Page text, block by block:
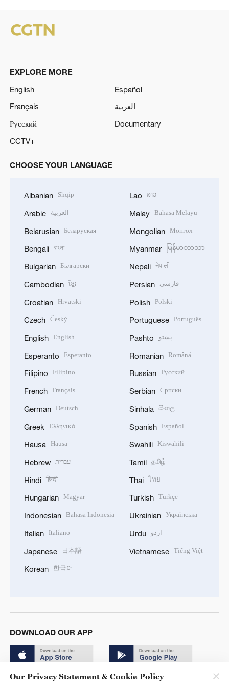
EXPLORE MORE
English
Español
Français
العربية
Русский
Documentary
CCTV+
CHOOSE YOUR LANGUAGE
Albanian Shqip
Arabic العربية
Belarusian Беларуская
Bengali বাংলা
Bulgarian Български
Cambodian ខ្មែរ
Croatian Hrvatski
Czech Český
English English
Esperanto Esperanto
Filipino Filipino
French Français
German Deutsch
Greek Ελληνικά
Hausa Hausa
Hebrew עברית
Hindi हिन्दी
Hungarian Magyar
Indonesian Bahasa Indonesia
Italian Italiano
Japanese 日本語
Korean 한국어
Lao ລາວ
Malay Bahasa Melayu
Mongolian Монгол
Myanmar မြန်မာဘာသာ
Nepali नेपाली
Persian فارسی
Polish Polski
Portuguese Português
Pashto پښتو
Romanian Română
Russian Русский
Serbian Српски
Sinhala සිංහල
Spanish Español
Swahili Kiswahili
Tamil தமிழ்
Thai ไทย
Turkish Türkçe
Ukrainian Українська
Urdu اردو
Vietnamese Tiếng Việt
DOWNLOAD OUR APP
Our Privacy Statement & Cookie Policy